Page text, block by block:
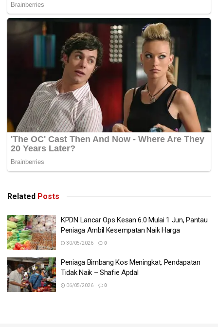
Related Posts
KPDN Lancar Ops Kesan 6.0 Mulai 1 Jun, Pantau
Peniaga Ambil Kesempatan Naik Harga
30/05/2026 0
Peniaga Bimbang Kos Meningkat, Pendapatan
Tidak Naik – Shafie Apdal
06/05/2026 0